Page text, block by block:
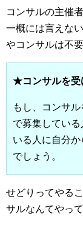
コンサルの主催
一概には言えな
やコンサルは不要
★コンサルを
もし、コンサ
で募集してい
いる人に自分
でしょう。
せどりってやる
サルなんてやっ